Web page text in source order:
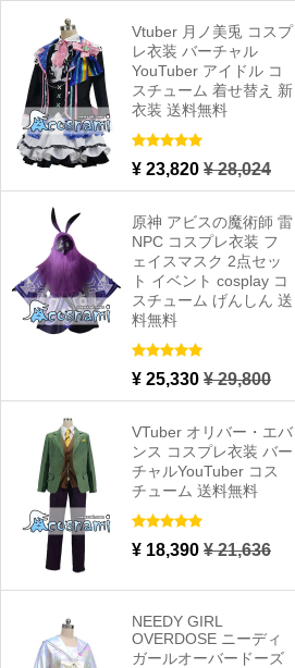
Vtuber 月ノ美兎 コスプ
レ衣装 バーチャル
YouTuber アイドル コ
スチューム 着せ替え 新
衣装 送料無料
¥ 23,820 ¥ 28,024
原神 アビスの魔術師 雷
NPC コスプレ衣装 フ
ェイスマスク 2点セッ
ト イベント cosplay コ
スチューム げんしん 送
料無料
¥ 25,330 ¥ 29,800
VTuber オリバー・エバ
ンス コスプレ衣装 バー
チャルYouTuber コス
チューム 送料無料
¥ 18,390 ¥ 21,636
NEEDY GIRL
OVERDOSE ニーディ
ガールオーバードーズ